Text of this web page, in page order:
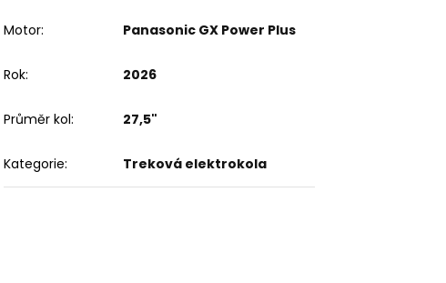
Motor: Panasonic GX Power Plus
Rok: 2026
Průměr kol: 27,5"
Kategorie: Treková elektrokola